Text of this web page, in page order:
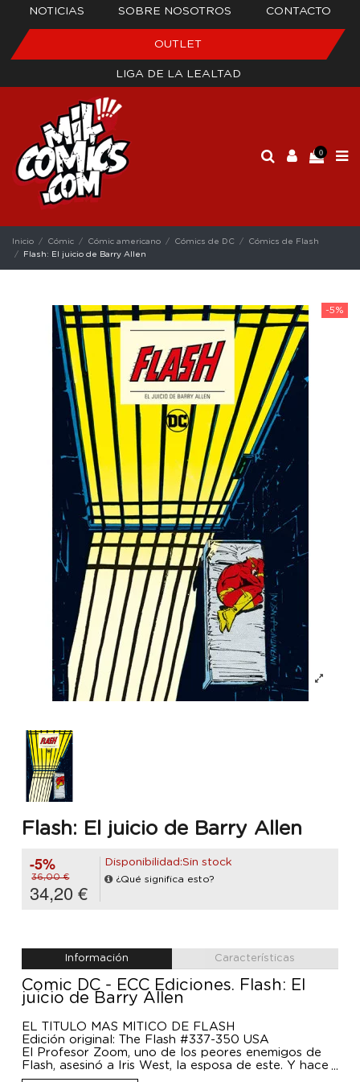
NOTICIAS SOBRE NOSOTROS CONTACTO
OUTLET
LIGA DE LA LEALTAD
0
Inicio Cómic Cómic americano Cómics de DC
Cómics de Flash
Flash: El juicio de Barry Allen
-5%
Flash: El juicio de Barry Allen
-5%
36,00 €
34,20 €
Disponibilidad:Sin stock
¿Qué significa esto?
Información Características
Comic DC - ECC Ediciones. Flash: El
juicio de Barry Allen
EL TÍTULO MÁS MÍTICO DE FLASH
Edición original: The Flash #337-350 USA
El Profesor Zoom, uno de los peores enemigos de
Flash, asesinó a Iris West, la esposa de este. Y hace
muy poco, el Velocista Escarlata mató sin querer al